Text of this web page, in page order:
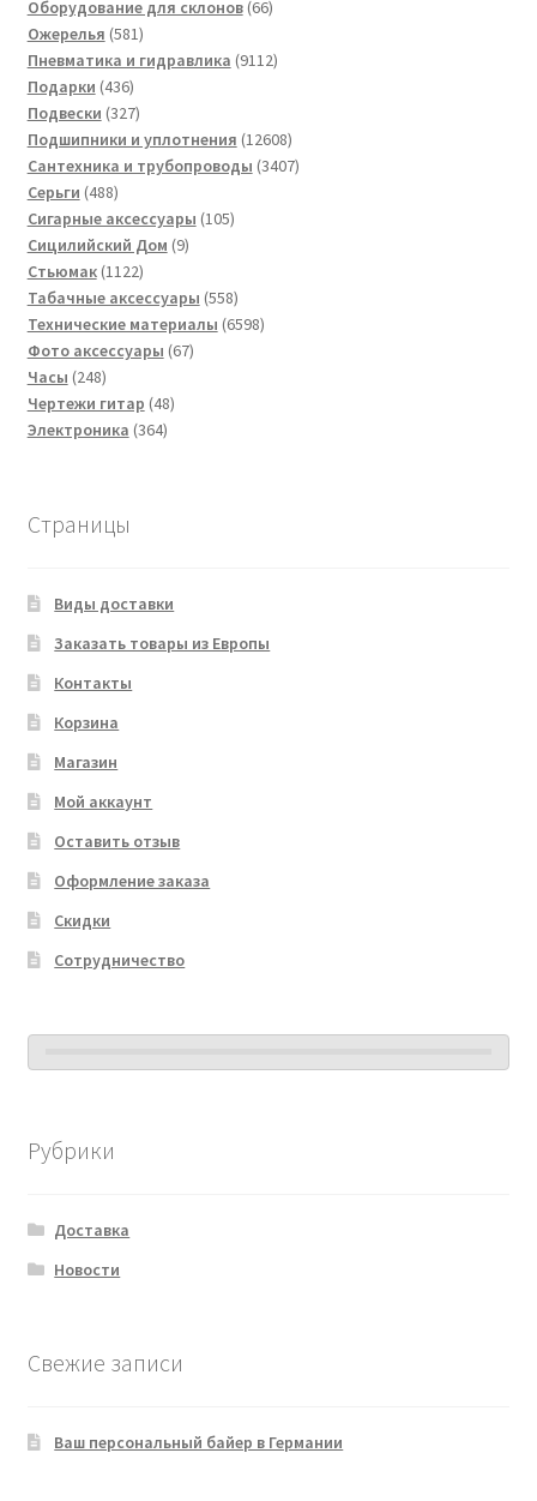
товара
Оборудование для склонов 6666
Ожерелья 581581
товар
Пневматика и гидравлика 91129112
Подарки 436436
товаров
Подвески 327327
товаров
Подшипники и уплотнения 1260812608
товаров
Сантехника и трубопроводы 34073407
Серьги 488488
товаров
Сигарные аксессуары 105105
Сицилийский Дом 99
Стьюмак 11221122
товара
Табачные аксессуары 558558
товаров
Технические материалы 65986598
Фото аксессуары 6767
Часы 248248
товаров
Чертежи гитар 4848
Электроника 364364
Страницы
Виды доставки
Заказать товары из Европы
Контакты
Корзина
Магазин
Мой аккаунт
Оставить отзыв
Оформление заказа
Скидки
Сотрудничество
Рубрики
Доставка
Новости
Свежие записи
Ваш персональный байер в Германии